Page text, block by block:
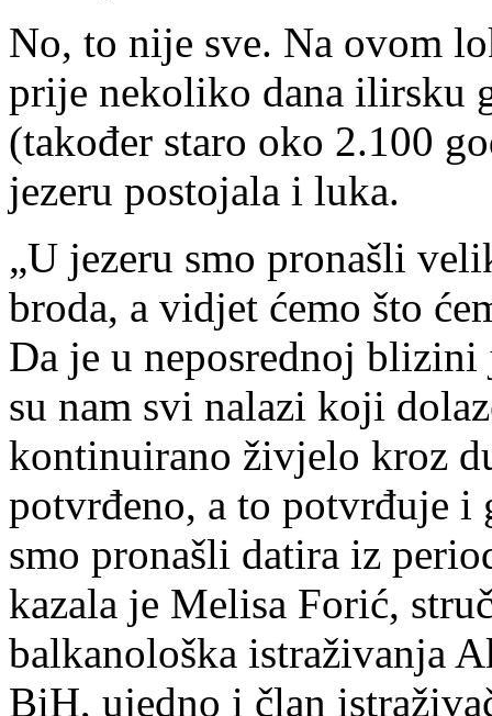
No, to nije sve. Na ovom
prije nekoliko dana ilirsku
(također staro oko 2.100
jezeru postojala i luka.
„U jezeru smo pronašli
broda, a vidjet ćemo što
Da je u neposrednoj blizini
su nam svi nalazi koji
kontinuirano živjelo kroz
potvrđeno, a to potvrđuje
smo pronašli datira iz
kazala je Melisa Forić,
balkanološka istraživanja
BiH, ujedno i član